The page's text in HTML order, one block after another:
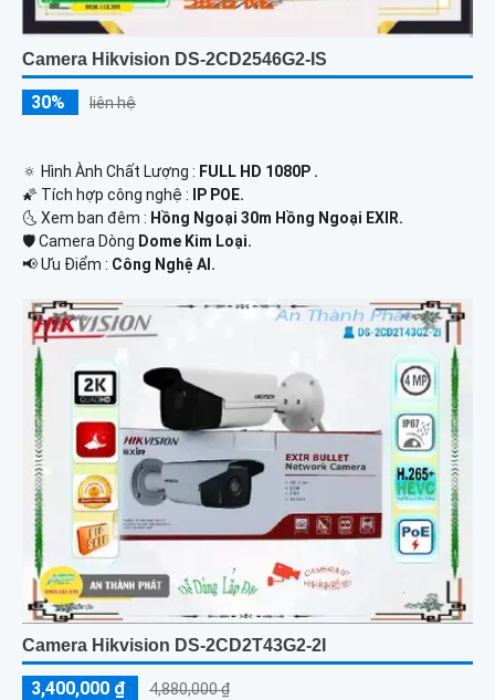
Camera Hikvision DS-2CD2546G2-IS
30% liên hệ
🔅 Hình Ành Chất Lượng : FULL HD 1080P .
🌠 Tích hợp công nghệ :
IP POE.
🌜 Xem ban đêm : Hồng Ngoại 30m Hồng Ngoại EXIR.
🛡 Camera Dòng Dome Kim Loại.
️📢 Ưu Điểm : Công Nghệ AI.
Camera Hikvision DS-2CD2T43G2-2I
3,400,000 ₫ 4,880,000 ₫